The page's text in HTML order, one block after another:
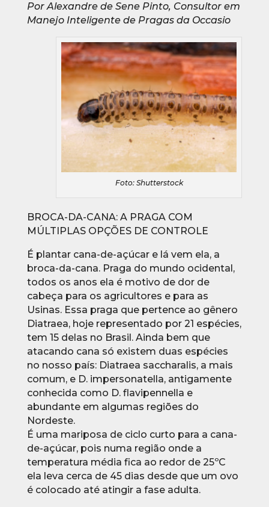
Por Alexandre de Sene Pinto, Consultor em
Manejo Inteligente de Pragas da Occasio
Foto: Shutterstock
BROCA-DA-CANA: A PRAGA COM
MÚLTIPLAS OPÇÕES DE CONTROLE
É plantar cana-de-açúcar e lá vem ela, a
broca-da-cana. Praga do mundo ocidental,
todos os anos ela é motivo de dor de
cabeça para os agricultores e para as
Usinas. Essa praga que pertence ao gênero
Diatraea, hoje representado por 21 espécies,
tem 15 delas no Brasil. Ainda bem que
atacando cana só existem duas espécies
no nosso país: Diatraea saccharalis, a mais
comum, e D. impersonatella, antigamente
conhecida como D. flavipennella e
abundante em algumas regiões do
Nordeste.
É uma mariposa de ciclo curto para a cana-
de-açúcar, pois numa região onde a
temperatura média fica ao redor de 25ºC
ela leva cerca de 45 dias desde que um ovo
é colocado até atingir a fase adulta.